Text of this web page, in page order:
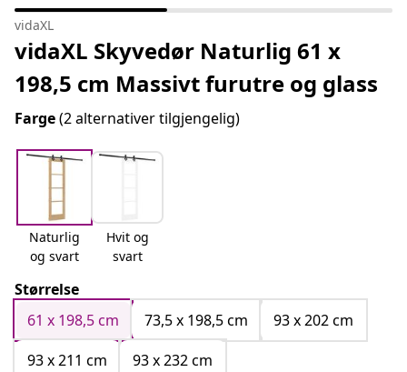
vidaXL
vidaXL Skyvedør Naturlig 61 x
198,5 cm Massivt furutre og glass
Farge(2 alternativer tilgjengelig)
Naturlig
og svart
Hvit og
svart
Størrelse
61 x 198,5 cm
73,5 x 198,5 cm
93 x 202 cm
93 x 211 cm
93 x 232 cm